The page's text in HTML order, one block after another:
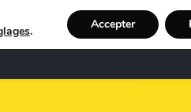
Bienvenue Recherche
. Accepter